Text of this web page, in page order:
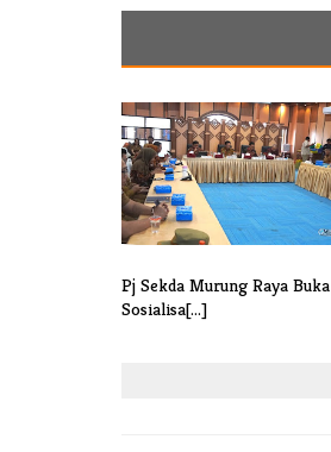
Pj Sekda Murung Raya Buka
Sosialisa[...]